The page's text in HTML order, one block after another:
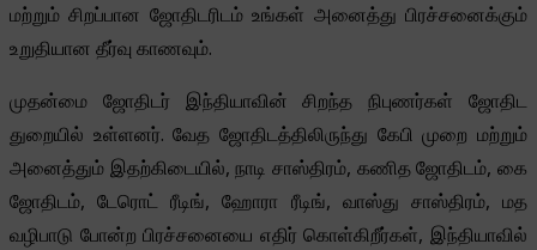
மற்றும் சிறப்பான ஜோதிடரிடம் உங்கள் அனைத்து பிரச்சனைக்கும்
உறுதியான தீர்வு காணவும்.
முதன்மை ஜோதிடர் இந்தியாவின் சிறந்த நிபுணர்கள் ஜோதிட
துறையில் உள்ளனர். வேத ஜோதிடத்திலிருந்து கேபி முறை மற்றும்
அனைத்தும் இதற்கிடையில், நாடி சாஸ்திரம், கணித ஜோதிடம், கை
ஜோதிடம், டேரொட் ரீடிங், ஹோரா ரீடிங், வாஸ்து சாஸ்திரம், மத
வழிபாடு போன்ற பிரச்சனையை எதிர் கொள்கிறீர்கள், இந்தியாவில்